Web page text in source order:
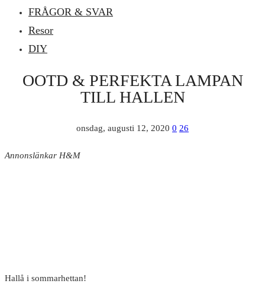
FRÅGOR & SVAR
Resor
DIY
OOTD & PERFEKTA LAMPAN
TILL HALLEN
onsdag, augusti 12, 2020 0 26
Annonslänkar H&M
Hallå i sommarhettan!